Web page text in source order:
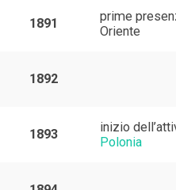
1891
prime
Oriente
1892
1893
inizio
Polonia